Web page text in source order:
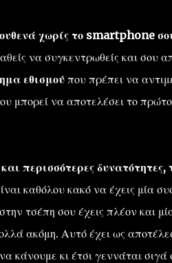
χωρίς το smartphone
να συγκεντρωθείς και σου
εθισμού που πρέπει να
να αποτελέσει το πρώτο
περισσότερες δυνατότητες,
καθόλου κακό να έχεις μία
τσέπη σου έχεις πλέον και
ακόμη. Αυτό έχει ως
κάνουμε κι έτσι γεννάται σιγά